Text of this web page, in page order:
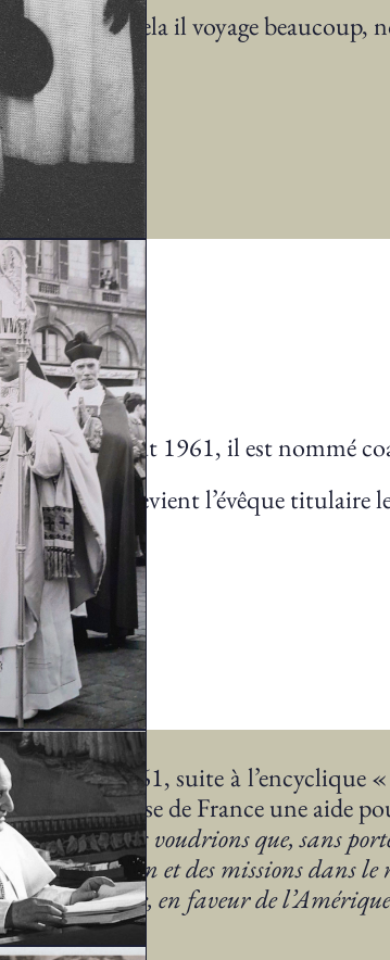
Pour cela il voyage
En août 1961, il est nommé
Il en devient l’évêque titulaire
En 1961, suite à l’encyclique
à l’Église de France une aide
« Nous voudrions que, sans
africain et des missions dans le
possible, en faveur de